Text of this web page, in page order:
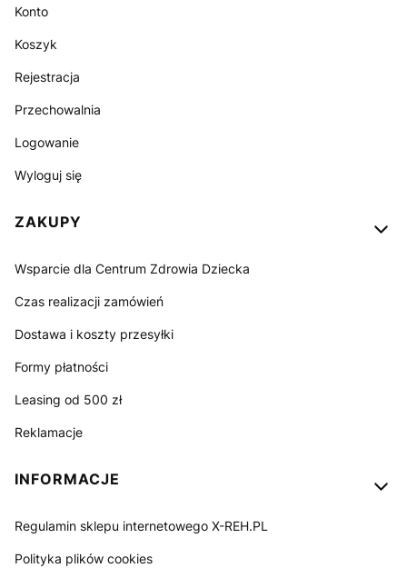
Konto
Koszyk
Rejestracja
Przechowalnia
Logowanie
Wyloguj się
ZAKUPY
Wsparcie dla Centrum Zdrowia Dziecka
Czas realizacji zamówień
Dostawa i koszty przesyłki
Formy płatności
Leasing od 500 zł
Reklamacje
INFORMACJE
Regulamin sklepu internetowego X-REH.PL
Polityka plików cookies